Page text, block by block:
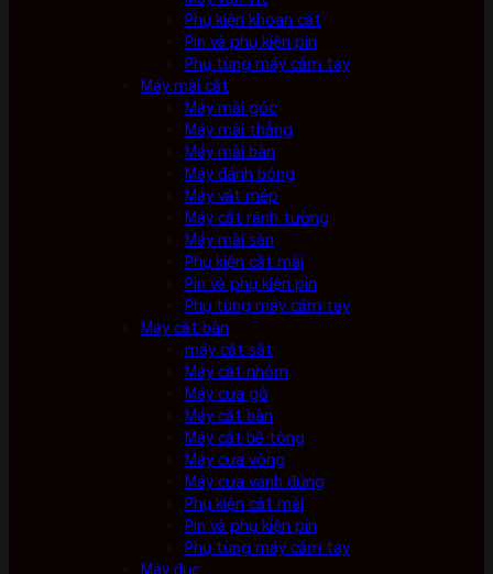
Phụ kiện khoan cắt
Pin và phụ kiện pin
Phụ tùng máy cầm tay
Máy mài cắt
Máy mài góc
Máy mài thẳng
Máy mài bàn
Máy đánh bóng
Máy vát mép
Máy cắt rãnh tường
Máy mài sàn
Phụ kiện cắt mài
Pin và phụ kiện pin
Phụ tùng máy cầm tay
Máy cắt bàn
máy cắt sắt
Máy cắt nhôm
Máy cưa gỗ
Máy cắt bàn
Máy cắt bê tông
Máy cưa vòng
Máy cưa vanh đứng
Phụ kiện cắt mài
Pin và phụ kiện pin
Phụ tùng máy cầm tay
Máy đục